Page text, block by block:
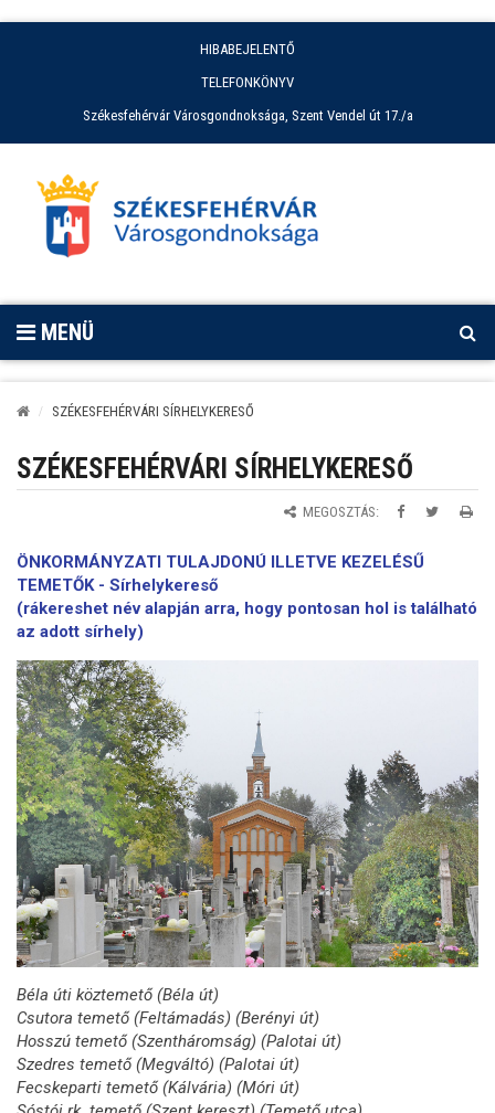
HIBABEJELENTŐ
TELEFONKÖNYV
Székesfehérvár Városgondnoksága, Szent Vendel út 17./a
MENÜ
SZÉKESFEHÉRVÁRI SÍRHELYKERESŐ
SZÉKESFEHÉRVÁRI SÍRHELYKERESŐ
MEGOSZTÁS:
ÖNKORMÁNYZATI TULAJDONÚ ILLETVE KEZELÉSŰ
TEMETŐK - Sírhelykereső
(rákereshet név alapján arra, hogy pontosan hol is található
az adott sírhely)
Béla úti köztemető (Béla út)
Csutora temető (Feltámadás) (Berényi út)
Hosszú temető (Szentháromság) (Palotai út)
Szedres temető (Megváltó) (Palotai út)
Fecskeparti temető (Kálvária) (Móri út)